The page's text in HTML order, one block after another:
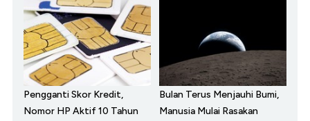
Pengganti Skor Kredit,
Nomor HP Aktif 10 Tahun
Bulan Terus Menjauhi Bumi,
Manusia Mulai Rasakan